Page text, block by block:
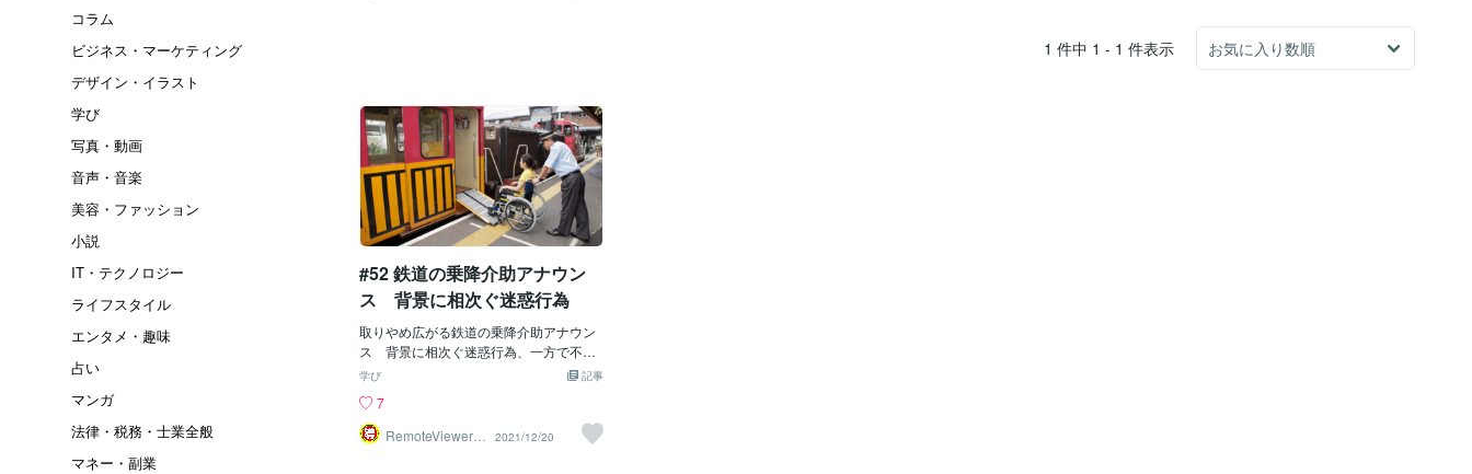
コラム
ビジネス・マーケティング
デザイン・イラスト
学び
写真・動画
音声・音楽
美容・ファッション
小説
IT・テクノロジー
ライフスタイル
エンタメ・趣味
占い
マンガ
法律・税務・士業全般
マネー・副業
1 件中 1 - 1 件表示
#52 鉄道の乗降介助アナウン
ス 背景に相次ぐ迷惑行為
取りやめ広がる鉄道の乗降介助アナウン
ス 背景に相次ぐ迷惑行為、一方で不安
の声 12/20(月) 12:08配信 車いす利用者
ンスを悪用した痴漢やつきまとい事件を
受け、アナウンスを取りやめる鉄道事業
者が相次ぐ中、視覚障害がある４０代の
記事
学び
7
RemoteViewer導
2021/12/20